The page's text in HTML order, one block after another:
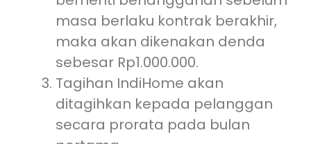
masa berlaku kontrak berakhir,
maka akan dikenakan denda
sebesar Rp1.000.000.
Tagihan IndiHome akan
ditagihkan kepada pelanggan
secara prorata pada bulan